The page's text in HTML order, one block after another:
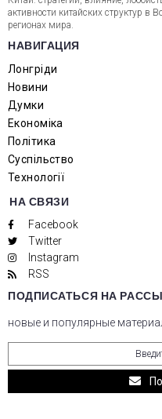
активности китайских структур в
регионах мира.
НАВИГАЦИЯ
Лонгріди
Новини
Думки
Економіка
Політика
Суспільство
Технології
НА СВЯЗИ
Facebook
Twitter
Instagram
RSS
ПОДПИСАТЬСЯ НА
новые и популярные